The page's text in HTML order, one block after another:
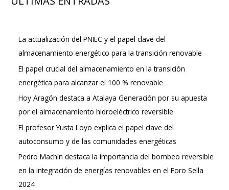
La actualización del PNIEC y el papel clave del
almacenamiento energético para la transición renovable
El papel crucial del almacenamiento en la transición
energética para alcanzar el 100 % renovable
Hoy Aragón destaca a Atalaya Generación por su apuesta
por el almacenamiento hidroeléctrico reversible
El profesor Yusta Loyo explica el papel clave del
autoconsumo y de las comunidades energéticas
Pedro Machín destaca la importancia del bombeo reversible
en la integración de energías renovables en el Foro Sella
2024